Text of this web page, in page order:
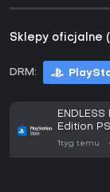
Sklepy oficjalne
DRM:
Edition
1tyg temu